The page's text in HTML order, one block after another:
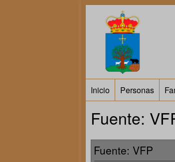
Inicio Personas
Fuente:
Fuente: VFP